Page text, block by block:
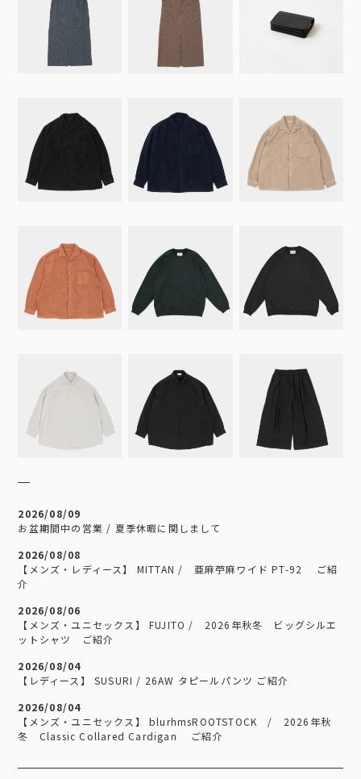
2026/08/09
お盆期間中の営業 / 夏季休暇に関しまして
2026/08/08
【メンズ・レディース】 MITTAN / 亜麻苧麻ワイド PT-92 ご紹
介
2026/08/06
【メンズ・ユニセックス】 FUJITO / 2026年秋冬 ビッグシルエ
ットシャツ ご紹介
2026/08/04
【レディース】 SUSURI / 26AW タピールパンツ ご紹介
2026/08/04
【メンズ・ユニセックス】 blurhmsROOTSTOCK / 2026年秋
冬 Classic Collared Cardigan ご紹介